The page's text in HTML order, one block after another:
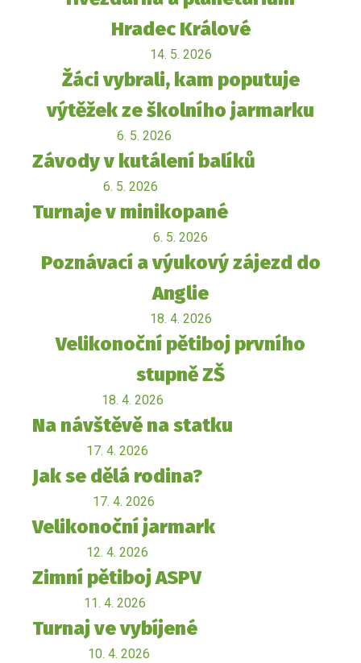
Hradec Králové
14. 5. 2026
Žáci vybrali, kam poputuje
výtěžek ze školního jarmarku
6. 5. 2026
Závody v kutálení balíků
6. 5. 2026
Turnaje v minikopané
6. 5. 2026
Poznávací a výukový zájezd do
Anglie
18. 4. 2026
Velikonoční pětiboj prvního
stupně ZŠ
18. 4. 2026
Na návštěvě na statku
17. 4. 2026
Jak se dělá rodina?
17. 4. 2026
Velikonoční jarmark
12. 4. 2026
Zimní pětiboj ASPV
11. 4. 2026
Turnaj ve vybíjené
10. 4. 2026